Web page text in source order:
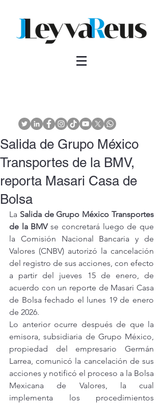
Salida de Grupo México
Transportes de la BMV,
reporta Masari Casa de
Bolsa
La Salida de Grupo México Transportes
de la BMV se concretará luego de que
la Comisión Nacional Bancaria y de
Valores (CNBV) autorizó la cancelación
del registro de sus acciones, con efecto
a partir del jueves 15 de enero, de
acuerdo con un reporte de Masari Casa
de Bolsa fechado el lunes 19 de enero
de 2026.
Lo anterior ocurre después de que la
emisora, subsidiaria de Grupo México,
propiedad del empresario Germán
Larrea, comunicó la cancelación de sus
acciones y notificó el proceso a la Bolsa
Mexicana de Valores, la cual
implementa los procedimientos